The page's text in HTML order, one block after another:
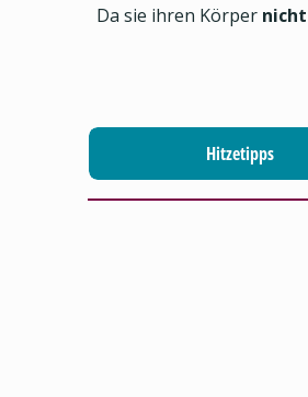
Da sie ihren Körper
Hitzetipps